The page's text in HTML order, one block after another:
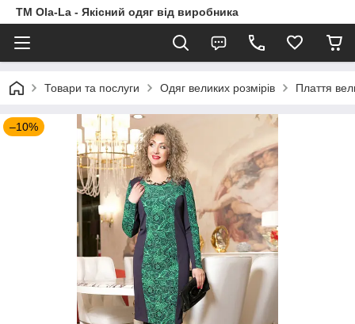
TM Ola-La - Якісний одяг від виробника
Товари та послуги Одяг великих розмірів Плаття
–10%